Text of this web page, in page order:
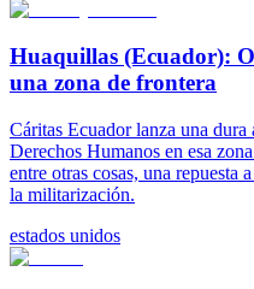
Huaquillas (Ecuador):
una zona de frontera
Cáritas Ecuador lanza una
Derechos Humanos en esa
entre otras cosas, una repuesta
la militarización.
estados unidos